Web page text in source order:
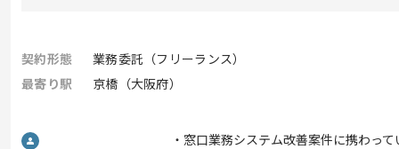
契約形態
業務委託（フリーランス）
最寄り駅
京橋（大阪府）
・窓口業務システム改善案件に携わっ